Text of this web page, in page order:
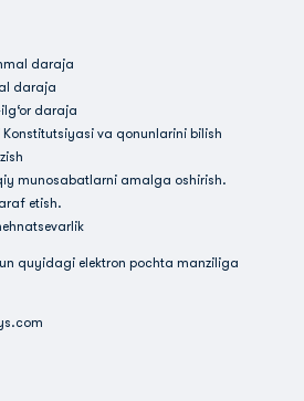
daraja
daraja
daraja
Konstitutsiyasi va qonunlarini bilish
munosabatlarni amalga oshirish.
etish.
quyidagi elektron pochta manziliga